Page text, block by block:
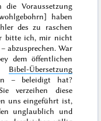
die Voraussetzung
haben
des zu raschen
bitte ich, mir nicht
– abzusprechen. War
dem öffentlichen
Bibel-Übersetzung
– beleidigt hat?
verzeihen diese
uns eingeführt ist,
unglaublich und